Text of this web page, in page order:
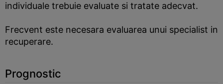
individuale trebuie evaluate si tratate adecvat.
Frecvent este necesara evaluarea unui specialist in
recuperare.
Prognostic